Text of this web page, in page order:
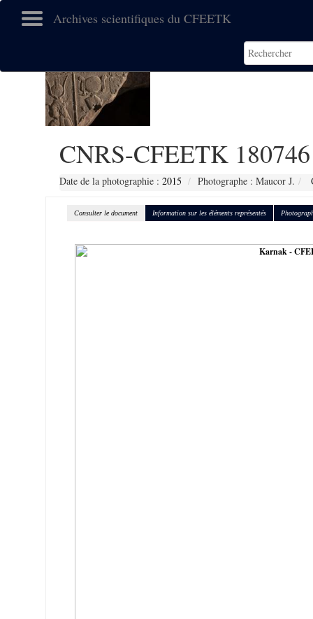
Archives scientifiques du CFEETK
CNRS-CFEETK 180746
Date de la photographie : 2015 Photographe : Maucor J.
Consulter le document Information sur les éléments représentés